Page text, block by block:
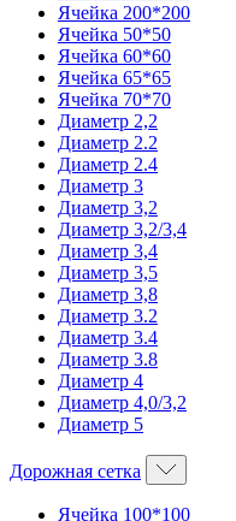
Ячейка 200*200
Ячейка 50*50
Ячейка 60*60
Ячейка 65*65
Ячейка 70*70
Диаметр 2,2
Диаметр 2.2
Диаметр 2.4
Диаметр 3
Диаметр 3,2
Диаметр 3,2/3,4
Диаметр 3,4
Диаметр 3,5
Диаметр 3,8
Диаметр 3.2
Диаметр 3.4
Диаметр 3.8
Диаметр 4
Диаметр 4,0/3,2
Диаметр 5
Дорожная сетка
Ячейка 100*100